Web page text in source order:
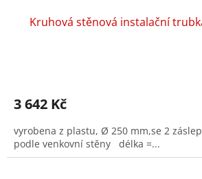
Kruhová stěnová instalační
3 642 Kč
vyrobena z plastu, Ø 250 mm,se 2
podle venkovní stěny délka =...